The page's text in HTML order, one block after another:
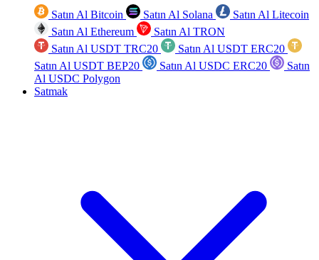
Satın Al Bitcoin Satın Al Solana
Satın Al Litecoin
Satın Al Ethereum
Satın Al TRON
Satın Al USDT TRC20
Satın Al USDT ERC20
Satın Al USDT BEP20
Satın Al USDC ERC20
Satın
Al USDC Polygon
Satmak